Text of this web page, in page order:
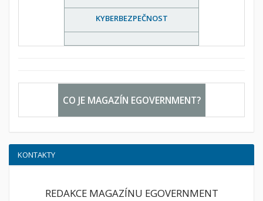
KYBERBEZPEČNOST
CO JE MAGAZÍN EGOVERNMENT?
KONTAKTY
REDAKCE MAGAZÍNU EGOVERNMENT